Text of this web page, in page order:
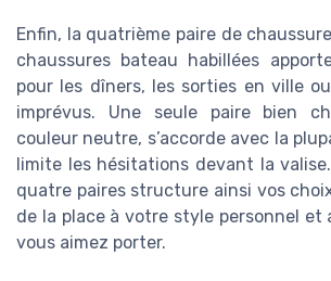
Enfin, la quatrième paire de
chaussures bateau habillées
pour les dîners, les sorties en ville
imprévus. Une seule paire bien
couleur neutre, s’accorde avec la
limite les hésitations devant la
quatre paires structure ainsi vos
de la place à votre style personnel et
vous aimez porter.